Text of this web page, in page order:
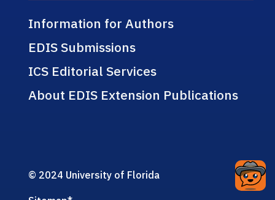
Information for Authors
EDIS Submissions
ICS Editorial Services
About EDIS Extension Publications
© 2024 University of Florida